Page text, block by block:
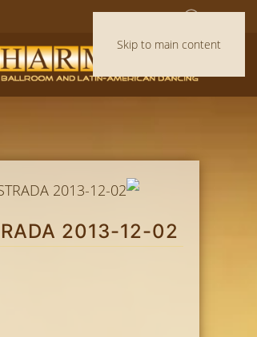
Skip to main content
2013-12-02 GIMASTRADA